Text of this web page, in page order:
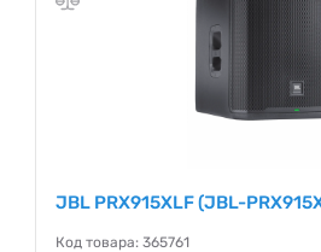
JBL PRX915XLF (JBL-
Код товара: 365761